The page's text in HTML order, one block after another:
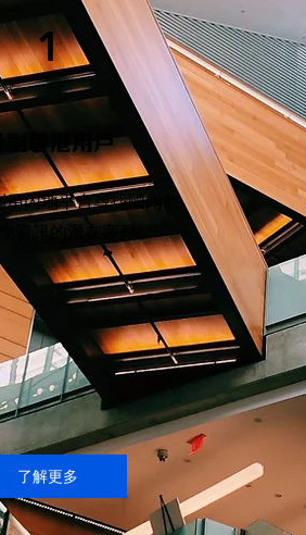
1
對香港用戶
用內地平台尋找國內飲
資訊的潛在客戶。
了解更多